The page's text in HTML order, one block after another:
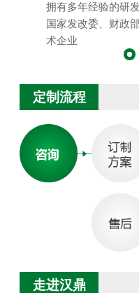
拥有多年经验的研
国家发改委、财政
术企业
定制流程
走进汉鼎